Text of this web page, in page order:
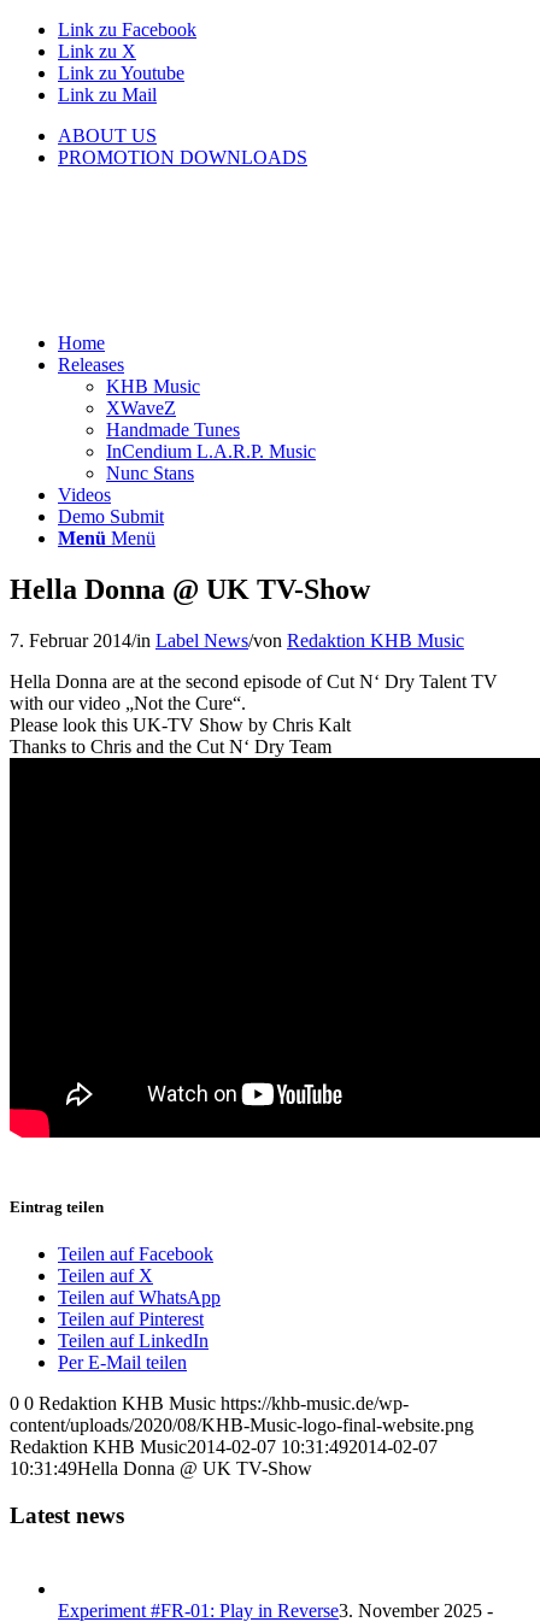
Link zu Facebook
Link zu X
Link zu Youtube
Link zu Mail
ABOUT US
PROMOTION DOWNLOADS
Home
Releases
KHB Music
XWaveZ
Handmade Tunes
InCendium L.A.R.P. Music
Nunc Stans
Videos
Demo Submit
Menü Menü
Hella Donna @ UK TV-Show
7. Februar 2014/in Label News/von Redaktion KHB Music
Hella Donna are at the second episode of Cut N‘ Dry Talent TV
with our video „Not the Cure“.
Please look this UK-TV Show by Chris Kalt
Thanks to Chris and the Cut N‘ Dry Team
Eintrag teilen
Teilen auf Facebook
Teilen auf X
Teilen auf WhatsApp
Teilen auf Pinterest
Teilen auf LinkedIn
Per E-Mail teilen
0 0 Redaktion KHB Music https://khb-music.de/wp-
content/uploads/2020/08/KHB-Music-logo-final-website.png
Redaktion KHB Music2014-02-07 10:31:492014-02-07
10:31:49Hella Donna @ UK TV-Show
Latest news
Experiment #FR-01: Play in Reverse3. November 2025 -